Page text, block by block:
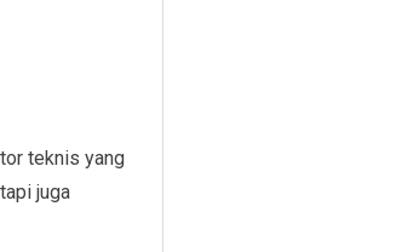
teknis yang
juga